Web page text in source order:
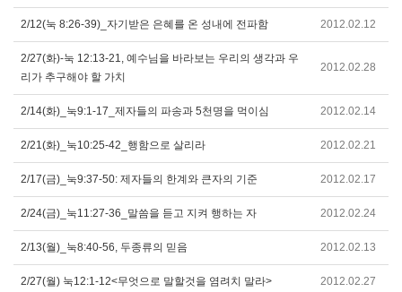
2/12(눅 8:26-39)_자기받은 은혜를 온 성내에 전파함 2012.02.12
2/27(화)-눅 12:13-21, 예수님을 바라보는 우리의 생각과 우
리가 추구해야 할 가치
2012.02.28
2/14(화)_눅9:1-17_제자들의 파송과 5천명을 먹이심 2012.02.14
2/21(화)_눅10:25-42_행함으로 살리라 2012.02.21
2/17(금)_눅9:37-50: 제자들의 한계와 큰자의 기준 2012.02.17
2/24(금)_눅11:27-36_말씀을 듣고 지켜 행하는 자 2012.02.24
2/13(월)_눅8:40-56, 두종류의 믿음 2012.02.13
2/27(월) 눅12:1-12<무엇으로 말할것을 염려치 말라> 2012.02.27